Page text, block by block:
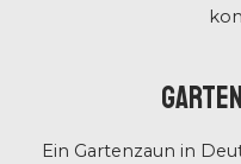
Ein Gartenzaun in